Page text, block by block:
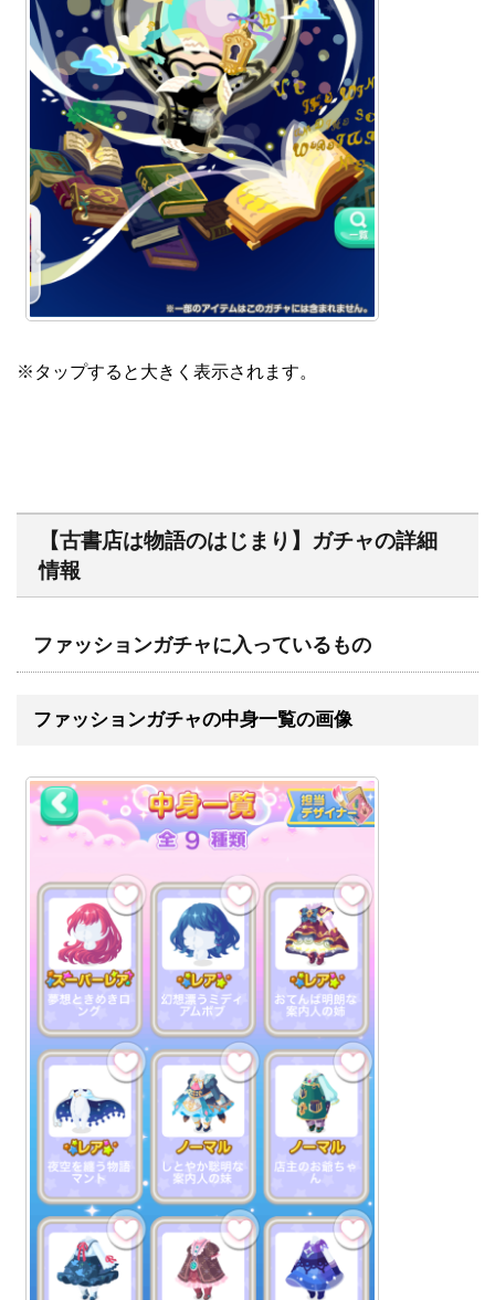
※タップすると大きく表示されます。
【古書店は物語のはじまり】ガチャの詳細
情報
ファッションガチャに入っているもの
ファッションガチャの中身一覧の画像